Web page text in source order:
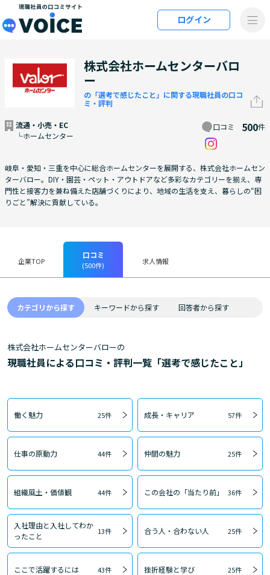
メインコンテンツにスキップ
ログイン
株式会社ホームセンターバロ
ー
の「選考で感じたこと」に関する現職社員の口コ
ミ・評判
流通・小売・EC
└ホームセンター
口コミ 500件
岐阜・愛知・三重を中心に総合ホームセンターを展開する、株式会社ホームセン
ターバロー。DIY・園芸・ペット・アウトドアなど多彩なカテゴリーを揃え、専
門性と接客力を兼ね備えた店舗づくりにより、地域の生活を支え、暮らしの“困
りごと”解決に貢献している。
企業TOP
口コミ
(500件) 求人情報
カテゴリから探す キーワードから探す 回答者から探す
株式会社ホームセンターバローの
現職社員による口コミ・評判一覧「選考で感じたこと」
働く魅力 25件 成長・キャリア 57件
仕事の原動力 44件 仲間の魅力 25件
組織風土・価値観 44件 この会社の「当たり前」 36件
入社理由と入社してわか
ったこと
13件 合う人・合わない人 25件
ここで活躍するには 43件 挫折経験と学び 25件